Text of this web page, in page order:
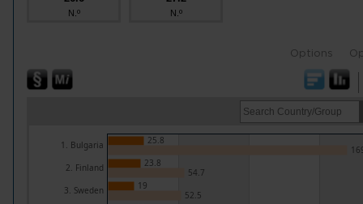
N.º N.º
Options
1. Bulgaria
2. Finland
3. Sweden
25.8
23.8
19
54.7
52.5